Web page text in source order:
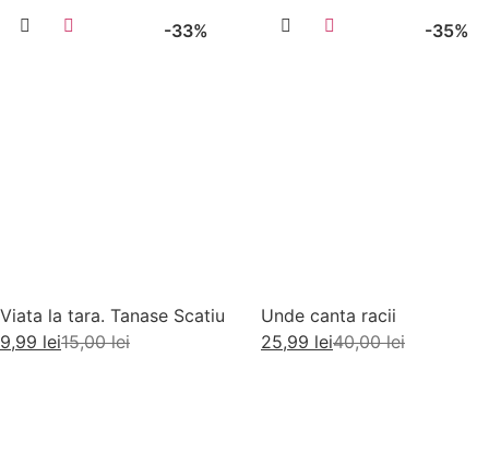
-33%
Viata la tara. Tanase Scatiu
15,00lei
9,99 lei
-35%
Unde canta racii
40,00lei
25,99 lei